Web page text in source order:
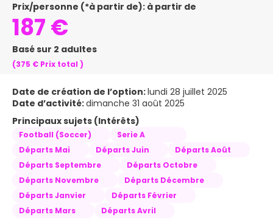
Prix/personne (*à partir de): à partir de
187 €
Basé sur 2 adultes
(375 € Prix ​​total )
Date de création de l’option:lundi 28 juillet 2025
Date d’activité:dimanche 31 août 2025
Principaux sujets (Intérêts)
Football (Soccer)
Serie A
Départs Mai
Départs Juin
Départs Août
Départs Septembre
Départs Octobre
Départs Novembre
Départs Décembre
Départs Janvier
Départs Février
Départs Mars
Départs Avril